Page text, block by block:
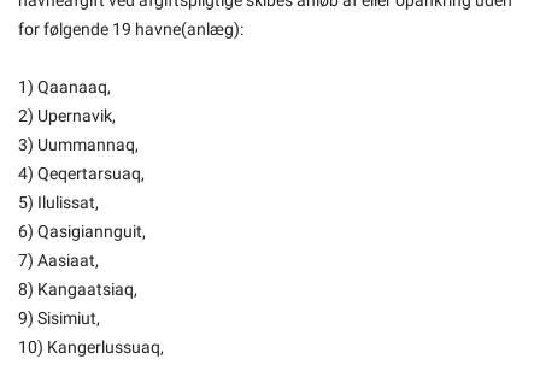
for følgende 19 havne(anlæg):
1) Qaanaaq,
2) Upernavik,
3) Uummannaq,
4) Qeqertarsuaq,
5) Ilulissat,
6) Qasigiannguit,
7) Aasiaat,
8) Kangaatsiaq,
9) Sisimiut,
10) Kangerlussuaq,